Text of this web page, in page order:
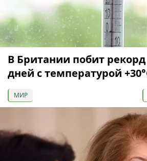
В Британии побит
дней с температурой
МИР